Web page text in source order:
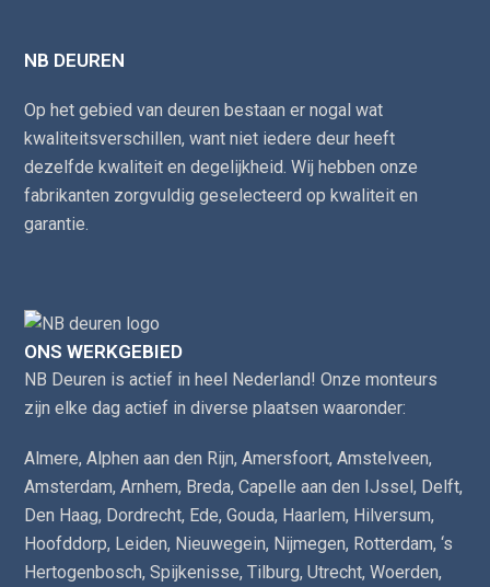
NB DEUREN
Op het gebied van deuren bestaan er nogal wat
kwaliteitsverschillen, want niet iedere deur heeft
dezelfde kwaliteit en degelijkheid. Wij hebben onze
fabrikanten zorgvuldig geselecteerd op kwaliteit en
garantie.
ONS WERKGEBIED
NB Deuren is actief in heel Nederland! Onze monteurs
zijn elke dag actief in diverse plaatsen waaronder:
Almere,Alphen aan den Rijn,Amersfoort,Amstelveen,
Amsterdam,Arnhem, Breda,Capelle aan den IJssel, Delft,
Den Haag, Dordrecht, Ede,Gouda, Haarlem, Hilversum,
Hoofddorp, Leiden, Nieuwegein, Nijmegen, Rotterdam,‘s
Hertogenbosch,Spijkenisse,Tilburg,Utrecht,Woerden,